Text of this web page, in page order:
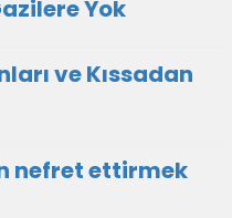
Yok
ve Kıssadan
nefret ettirmek